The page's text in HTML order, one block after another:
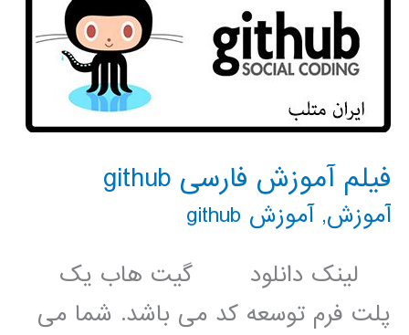
فیلم آموزش فارسی github
آموزش,آموزش github
لینک دانلود گیت هاب یک
پلت فرم توسعه کد می باشد. شما می